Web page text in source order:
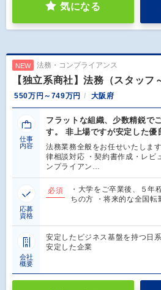
気になる
NEW 法務・コンプライアンス
【独立系商社】法務（スタッフ
550万円～749万円 大阪府
仕事
内容
フラットな組織、少数精鋭で
す。 非上場ですが安定した優
法務業務全般をお任せいたしま
律相談対応 ・契約書作成・レビ
ンプライアン…
応募
資格
必須
・大学をご卒業後、５年
ちの方 ・将来的な全国
会社
概要
安定したビジネス基盤を持つ日
安定した企業